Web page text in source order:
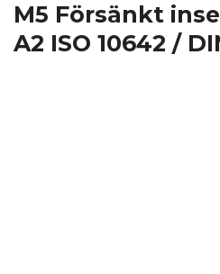
M5 Försänkt
A2 ISO 10642 /